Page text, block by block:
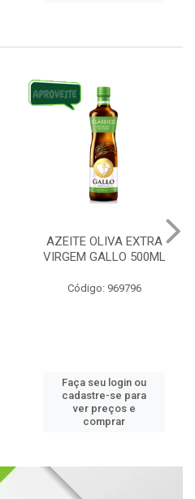
AZEITE OLIVA EXTRA
VIRGEM GALLO 500ML
Código: 969796
Faça seu login ou
cadastre-se para
ver preços e
comprar